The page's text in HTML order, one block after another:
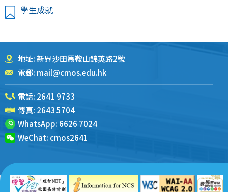
學生成就
地址: 新界沙田馬鞍山錦英路2號
電郵: mail@cmos.edu.hk
電話: 2641 9733
傳真: 2643 5704
WhatsApp: 6626 7024
WeChat: cmos2641